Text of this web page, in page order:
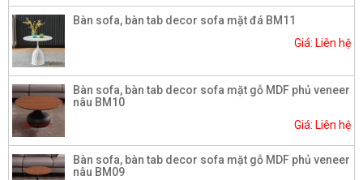
Bàn sofa, bàn tab decor sofa mặt đá BM11
Giá: Liên hệ
Bàn sofa, bàn tab decor sofa mặt gỗ MDF phủ veneer
nâu BM10
Giá: Liên hệ
Bàn sofa, bàn tab decor sofa mặt gỗ MDF phủ veneer
nâu BM09